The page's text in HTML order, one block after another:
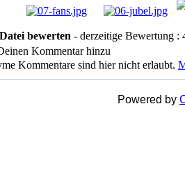
bewerten - derzeitige Bewertung :
Kommentar hinzu
Kommentare sind hier nicht erlaubt.
Powered by